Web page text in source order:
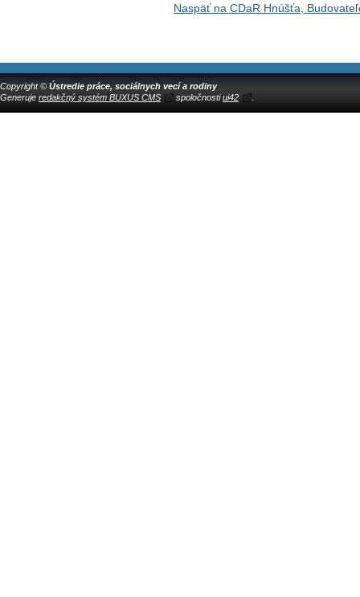
Naspäť na CDaR Hnúšťa,
Copyright © Ústredie práce, sociálnych vecí a rodiny
Generuje redakčný systém BUXUS CMS spoločnostiui42